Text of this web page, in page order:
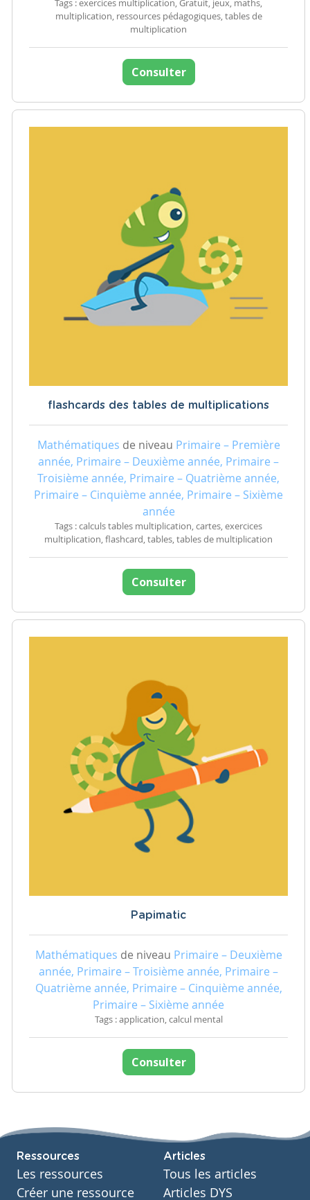
Tags : exercices multiplication, Gratuit, jeux, maths,
multiplication, ressources pédagogiques, tables de
multiplication
Consulter
flashcards des tables de multiplications
Mathématiques de niveau Primaire – Première
année, Primaire – Deuxième année, Primaire –
Troisième année, Primaire – Quatrième année,
Primaire – Cinquième année, Primaire – Sixième
année
Tags : calculs tables multiplication, cartes, exercices
multiplication, flashcard, tables, tables de multiplication
Consulter
Papimatic
Mathématiques de niveau Primaire – Deuxième
année, Primaire – Troisième année, Primaire –
Quatrième année, Primaire – Cinquième année,
Primaire – Sixième année
Tags : application, calcul mental
Consulter
Ressources
Les ressources
Créer une ressource
Articles
Tous les articles
Articles DYS